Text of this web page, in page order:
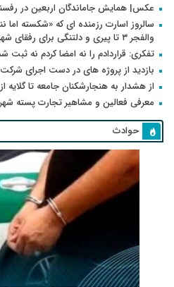
عکس| همایش جاماندگان اربعین در
سالروز اسارت رزمنده ای که «شکسته
والفجر ۳ تا پیری و دلتنگی برای رفقای شهید
تفکری: قراردادم را نه امضا کردم نه ثبت
بازدید از پروژه های در دست اجرای
از هشدار به هنجارشکنان جامعه تا
معرفی فعالین و مشاهیر تجارت پسته
حوادث